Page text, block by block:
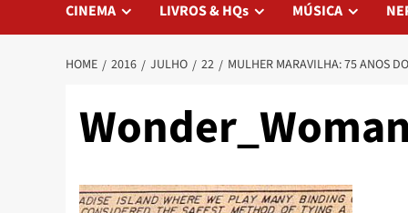
CINEMA LIVROS & HQs MÚSICA
HOME 2016 JULHO 22 MULHER MARAVILHA: 75 ANOS